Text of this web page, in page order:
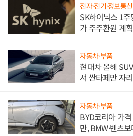
전자·전기·정보통신
SK하이닉스 1
가 주주환원 계
자동차·부품
현대차 올해
서 싼타페만 자
자동차·부품
BYD코리아 가
만, BMW·벤츠